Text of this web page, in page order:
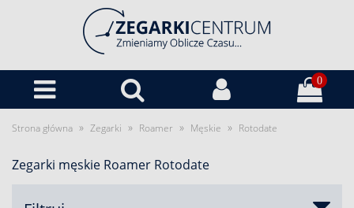
0
Strona główna » Zegarki » Roamer » Męskie » Rotodate
Zegarki męskie Roamer Rotodate